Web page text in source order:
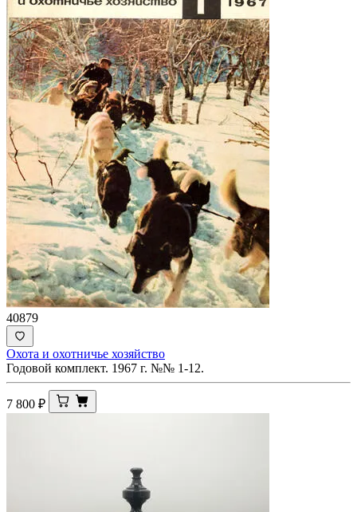
40879
Охота и охотничье хозяйство
Годовой комплект. 1967 г. №№ 1-12.
7 800 ₽